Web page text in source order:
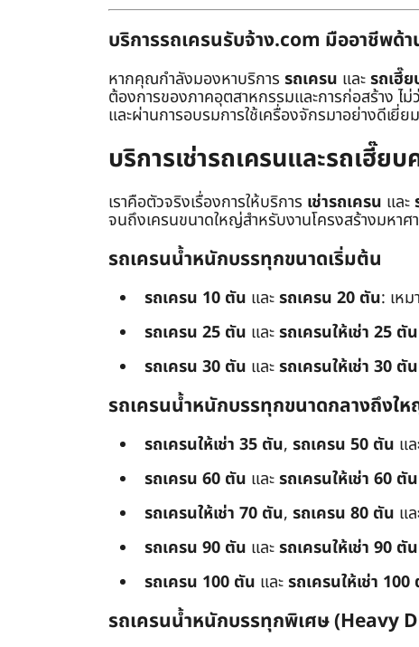
บริการรถเครนรับจ้าง.com มืออาชีพ
หากคุณกำลังมองหาบริการ รถเครน และรถเฮี๊
ต้องการของภาคอุตสาหกรรมและการก่อสร้าง
และผ่านการอบรมการใช้เครื่องจักรมาอย่างดีเยี่ยม
บริการเช่ารถเครนและรถเฮี๊ย
เราคือตัวจริงเรื่องการให้บริการ เช่ารถเครน และ
จนถึงเครนขนาดใหญ่สำหรับงานโครงสร้างมหาศ
รถเครนน้ำหนักบรรทุกขนาดเริ่มต้น
รถเครน 10 ตัน และรถเครน 20 ตัน: เห
รถเครน 25 ตัน และรถเครนให้เช่า 25 ตัน
รถเครน 30 ตัน และรถเครนให้เช่า 30 ตัน
รถเครนน้ำหนักบรรทุกขนาดกลางถึงใ
รถเครนให้เช่า 35 ตัน, รถเครน 50 ตัน แ
รถเครน 60 ตัน และรถเครนให้เช่า 60 ตัน
รถเครนให้เช่า 70 ตัน, รถเครน 80 ตัน แ
รถเครน 90 ตัน และรถเครนให้เช่า 90 ตัน
รถเครน 100 ตัน และรถเครนให้เช่า 100
รถเครนน้ำหนักบรรทุกพิเศษ (Heavy